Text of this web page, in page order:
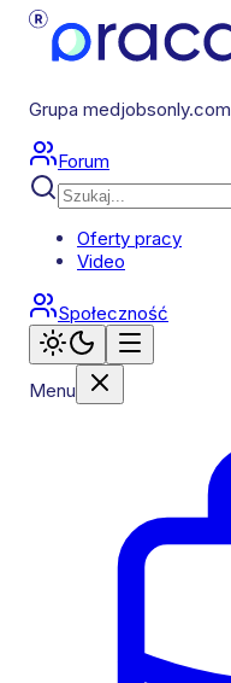
Grupa medjobsonly.com
Forum
Oferty pracy
Video
Społeczność
Menu